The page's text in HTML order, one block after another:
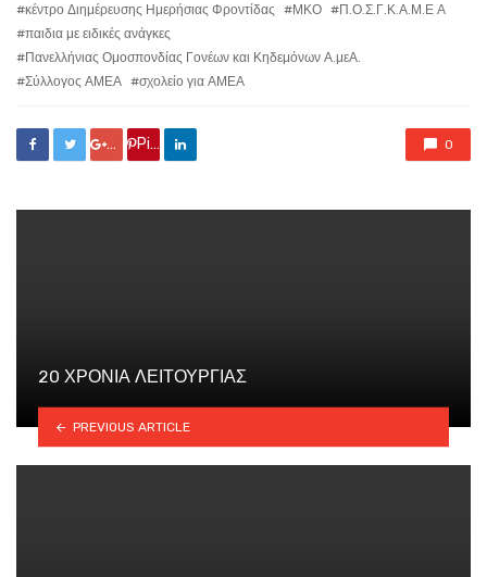
κέντρο Διημέρευσης Ημερήσιας Φροντίδας
ΜΚΟ
Π.Ο.Σ.Γ.Κ.Α.Μ.Ε Α
παιδια με ειδικές ανάγκες
Πανελλήνιας Ομοσπονδίας Γονέων και Κηδεμόνων Α.μεΑ.
Σύλλογος ΑΜΕΑ
σχολείο για ΑΜΕΑ
Google +
Pin it 0
20 ΧΡΟΝΙΑ ΛΕΙΤΟΥΡΓΙΑΣ
PREVIOUS ARTICLE